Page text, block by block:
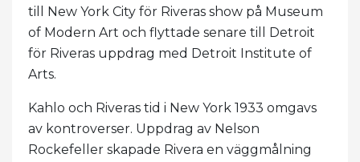
till New York City för Riveras show på Museum
of Modern Art och flyttade senare till Detroit
för Riveras uppdrag med Detroit Institute of
Arts.
Kahlo och Riveras tid i New York 1933 omgavs
av kontroverser. Uppdrag av Nelson
Rockefeller skapade Rivera en väggmålning